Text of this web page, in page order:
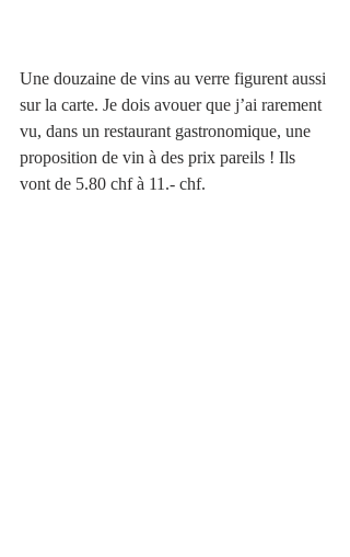
Une douzaine de vins au verre figurent aussi
sur la carte. Je dois avouer que j’ai rarement
vu, dans un restaurant gastronomique, une
proposition de vin à des prix pareils ! Ils
vont de 5.80 chf à 11.- chf.